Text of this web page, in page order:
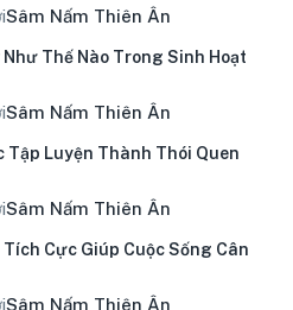
Sâm Nấm Thiên Ân
Như Thế Nào Trong Sinh Hoạt
Sâm Nấm Thiên Ân
Tập Luyện Thành Thói Quen
Sâm Nấm Thiên Ân
Cực Giúp Cuộc Sống Cân
Sâm Nấm Thiên Ân